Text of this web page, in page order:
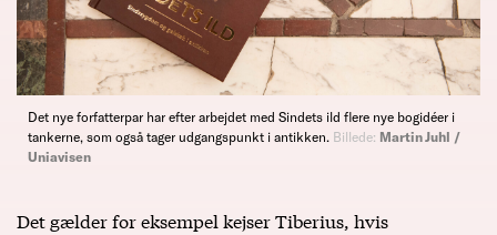
Det nye forfatterpar har efter arbejdet med Sindets ild flere nye bogidéer i
tankerne, som også tager udgangspunkt i antikken. Billede: Martin Juhl /
Uniavisen
Det gælder for eksempel kejser Tiberius, hvis